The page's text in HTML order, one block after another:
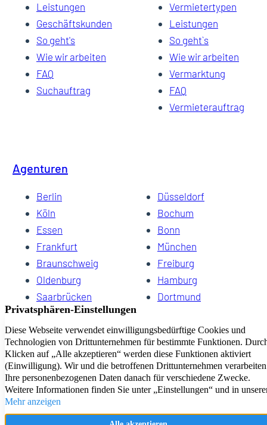
Leistungen
Geschäftskunden
So geht's
Wie wir arbeiten
FAQ
Suchauftrag
Vermietertypen
Leistungen
So geht`s
Wie wir arbeiten
Vermarktung
FAQ
Vermieterauftrag
Agenturen
Berlin
Düsseldorf
Köln
Bochum
Essen
Bonn
Frankfurt
München
Braunschweig
Freiburg
Oldenburg
Hamburg
Saarbrücken
Dortmund
Hannover
Dresden
Kiel
Wuppertal
Bremen